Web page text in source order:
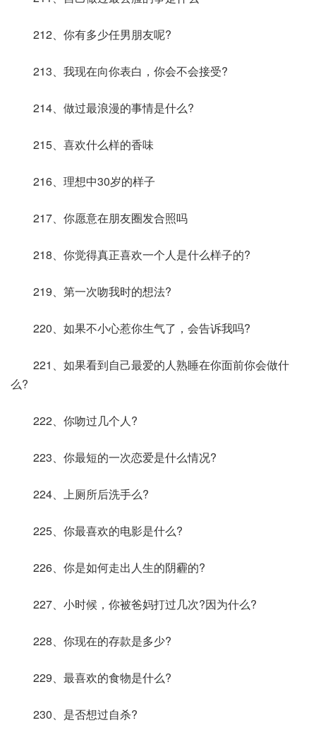
212、你有多少任男朋友呢?
213、我现在向你表白，你会不会接受?
214、做过最浪漫的事情是什么?
215、喜欢什么样的香味
216、理想中30岁的样子
217、你愿意在朋友圈发合照吗
218、你觉得真正喜欢一个人是什么样子的?
219、第一次吻我时的想法?
220、如果不小心惹你生气了，会告诉我吗?
221、如果看到自己最爱的人熟睡在你面前你会做什
么?
222、你吻过几个人?
223、你最短的一次恋爱是什么情况?
224、上厕所后洗手么?
225、你最喜欢的电影是什么?
226、你是如何走出人生的阴霾的?
227、小时候，你被爸妈打过几次?因为什么?
228、你现在的存款是多少?
229、最喜欢的食物是什么?
230、是否想过自杀?